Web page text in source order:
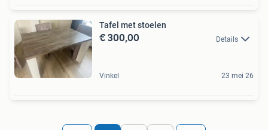
Tafel met stoelen
€ 300,00 Details
Vinkel 23 mei 26